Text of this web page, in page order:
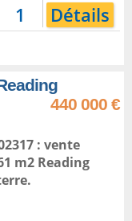
1 Détails
440 000 €
: vente
m2 Reading
.